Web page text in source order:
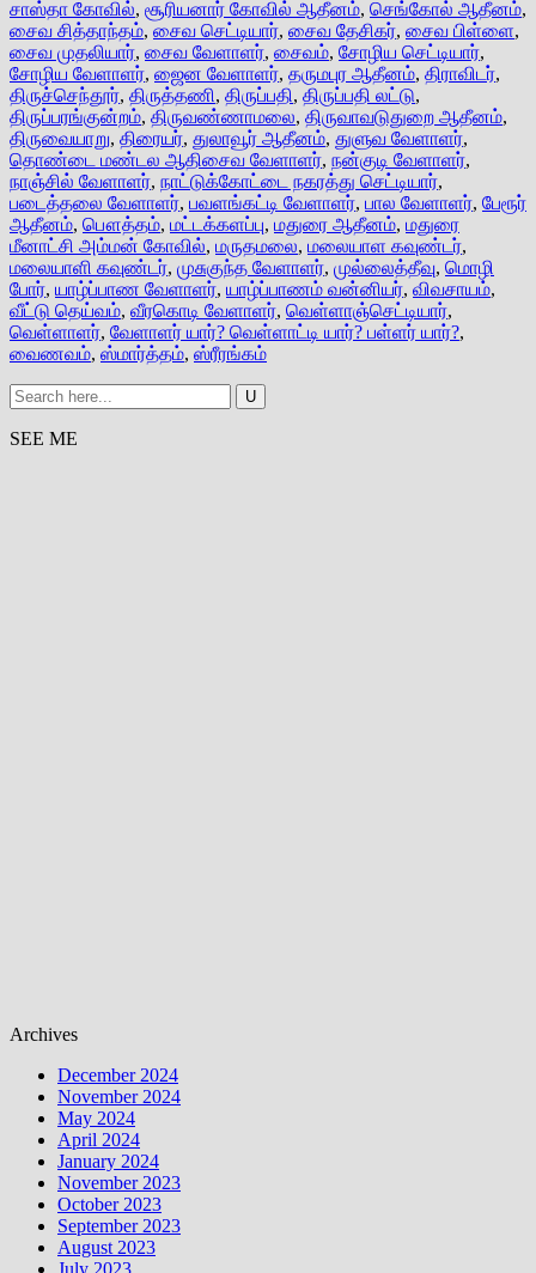
சாஸ்தா கோவில், சூரியனார் கோவில் ஆதீனம், செங்கோல் ஆதீனம்,
சைவ சித்தாந்தம், சைவ செட்டியார், சைவ தேசிகர், சைவ பிள்ளை,
சைவ முதலியார், சைவ வேளாளர், சைவம், சோழிய செட்டியார்,
சோழிய வேளாளர், ஜைன வேளாளர், தருமபுர ஆதீனம், திராவிடர்,
திருச்செந்தூர், திருத்தணி, திருப்பதி, திருப்பதி லட்டு,
திருப்பரங்குன்றம், திருவண்ணாமலை, திருவாவடுதுறை ஆதீனம்,
திருவையாறு, திரையர், துலாவூர் ஆதீனம், துளுவ வேளாளர்,
தொண்டை மண்டல ஆதிசைவ வேளாளர், நன்குடி வேளாளர்,
நாஞ்சில் வேளாளர், நாட்டுக்கோட்டை நகரத்து செட்டியார்,
படைத்தலை வேளாளர், பவளங்கட்டி வேளாளர், பால வேளாளர், பேரூர்
ஆதீனம், பௌத்தம், மட்டக்களப்பு, மதுரை ஆதீனம், மதுரை
மீனாட்சி அம்மன் கோவில், மருதமலை, மலையாள கவுண்டர்,
மலையாளி கவுண்டர், முசுகுந்த வேளாளர், முல்லைத்தீவு, மொழி
போர், யாழ்ப்பாண வேளாளர், யாழ்ப்பாணம் வன்னியர், விவசாயம்,
வீட்டு தெய்வம், வீரகொடி வேளாளர், வெள்ளாஞ்செட்டியார்,
வெள்ளாளர், வேளாளர் யார்? வெள்ளாட்டி யார்? பள்ளர் யார்?,
வைணவம், ஸ்மார்த்தம், ஸ்ரீரங்கம்
SEE ME
Archives
December 2024
November 2024
May 2024
April 2024
January 2024
November 2023
October 2023
September 2023
August 2023
July 2023